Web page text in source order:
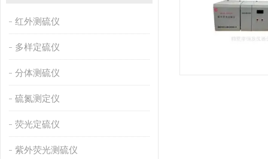
红外测硫仪
多样定硫仪
分体测硫仪
硫氮测定仪
荧光定硫仪
紫外荧光测硫仪